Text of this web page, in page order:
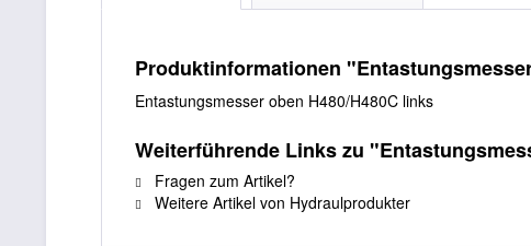
Produktinformationen
Entastungsmesser oben H480/H480C links
Weiterführende Links zu
Fragen zum Artikel?
Weitere Artikel von Hydraulprodukter